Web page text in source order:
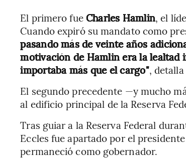
El primero fueCharles Hamlin, el
Cuando expiró su mandato como
pasando más de veinte años
motivación de Hamlin era la
importaba más que el cargo",
El segundo precedente —y mucho
al edificio principal de la Reserva
Tras guiar a la Reserva Federal
Eccles fue apartado por el
permaneció como gobernador.